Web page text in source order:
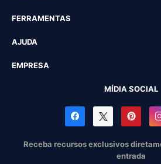
FERRAMENTAS
AJUDA
EMPRESA
MÍDIA SOCIAL
Receba recursos exclusivos
entrada